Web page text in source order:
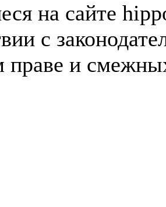
на сайте
с
праве и